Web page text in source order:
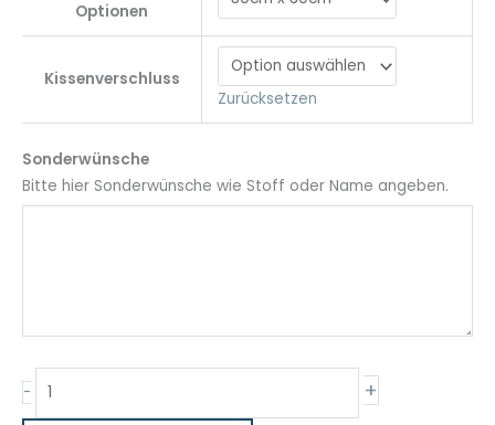
Optionen
Kissenverschluss
Zurücksetzen
Sonderwünsche
Bitte hier Sonderwünsche wie Stoff oder Name angeben.
- +